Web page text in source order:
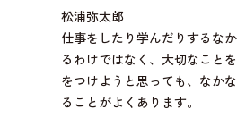
松浦弥太郎
仕事をしたり学んだりするな
るわけではなく、大切なこと
をつけようと思っても、なか
ることがよくあります。